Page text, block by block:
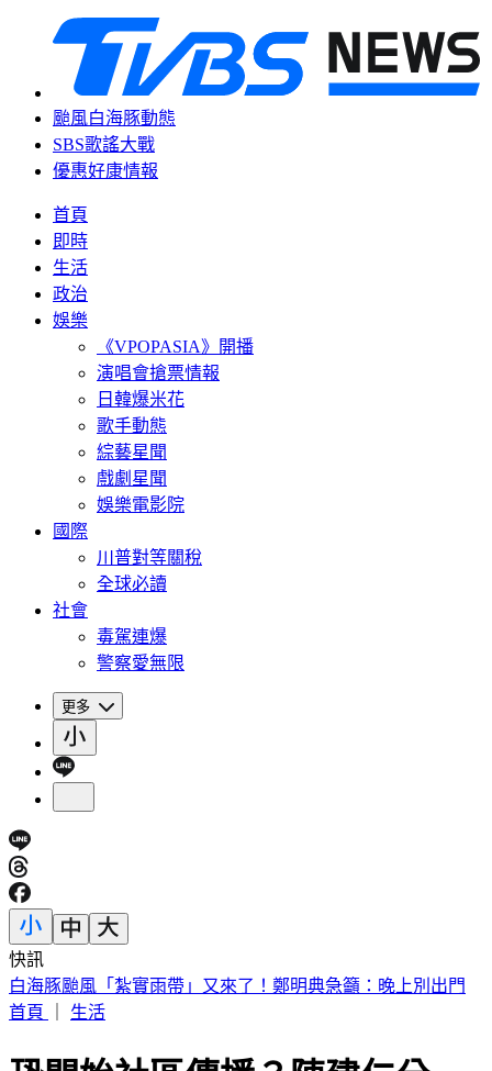
颱風白海豚動態
SBS歌謠大戰
優惠好康情報
首頁
即時
生活
政治
娛樂
《VPOPASIA》開播
演唱會搶票情報
日韓爆米花
歌手動態
綜藝星聞
戲劇星聞
娛樂電影院
國際
川普對等關稅
全球必讀
社會
毒駕連爆
警察愛無限
更多
快訊
別只看台積電！ 外媒點名「2檔AI設備股」快上車
首頁
生活